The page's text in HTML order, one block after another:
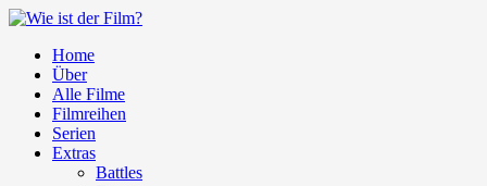
Home
Über
Alle Filme
Filmreihen
Serien
Extras
Battles